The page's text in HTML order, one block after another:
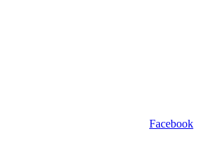
Facebook